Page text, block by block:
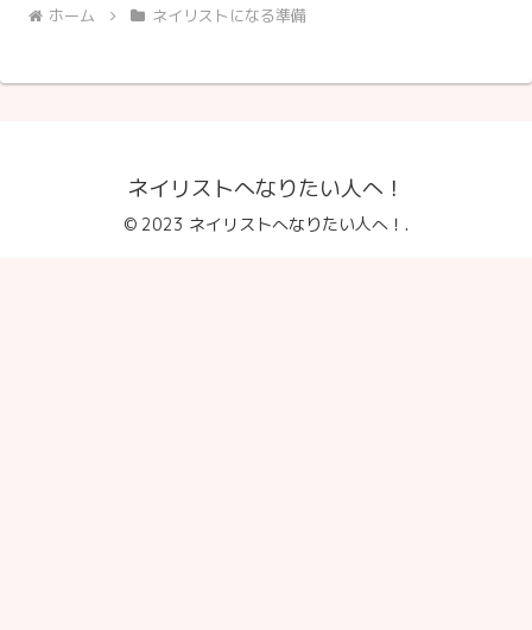
ホーム ネイリストになる準備
ネイリストへなりたい人へ！
© 2023 ネイリストへなりたい人へ！.